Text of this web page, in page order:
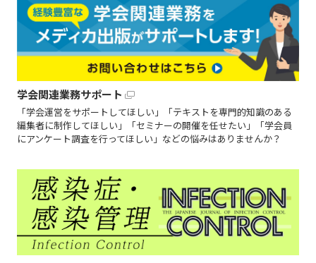
学会関連業務サポート
「学会運営をサポートしてほしい」「テキストを専門的知識のある
編集者に制作してほしい」「セミナーの開催を任せたい」「学会員
にアンケート調査を行ってほしい」などの悩みはありませんか？